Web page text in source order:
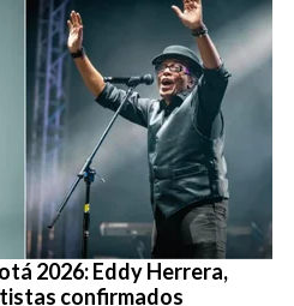
2026: Eddy Herrera,
confirmados